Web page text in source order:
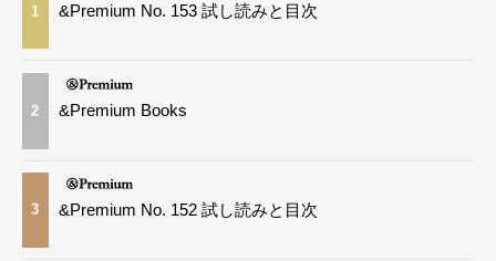
1 &Premium No. 153 試し読みと目次
2 &Premium Books
3 &Premium No. 152 試し読みと目次